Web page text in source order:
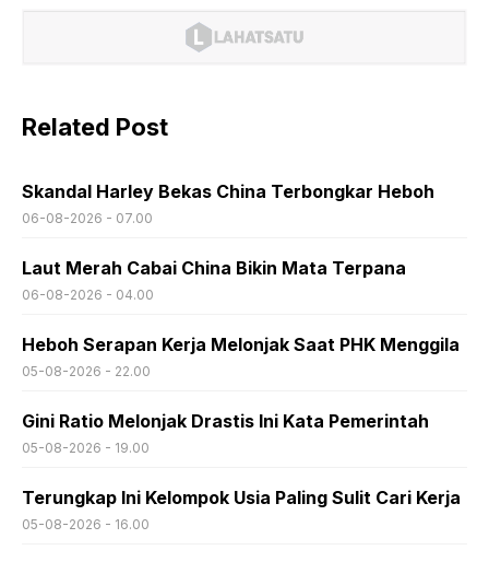
Related Post
Skandal Harley Bekas China Terbongkar Heboh
06-08-2026 - 07.00
Laut Merah Cabai China Bikin Mata Terpana
06-08-2026 - 04.00
Heboh Serapan Kerja Melonjak Saat PHK Menggila
05-08-2026 - 22.00
Gini Ratio Melonjak Drastis Ini Kata Pemerintah
05-08-2026 - 19.00
Terungkap Ini Kelompok Usia Paling Sulit Cari Kerja
05-08-2026 - 16.00